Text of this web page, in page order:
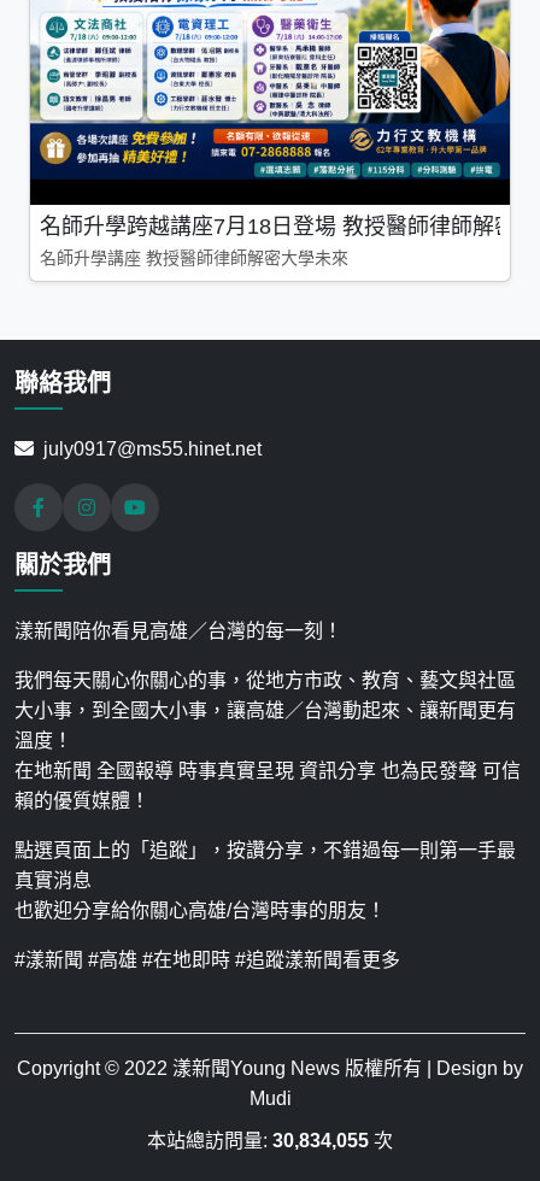
名師升學跨越講座7月18日登場 教授醫師律師解密
名師升學講座 教授醫師律師解密大學未來
聯絡我們
july0917@ms55.hinet.net
關於我們
漾新聞陪你看見高雄／台灣的每一刻！
我們每天關心你關心的事，從地方市政、教育、藝文與社區
大小事，到全國大小事，讓高雄／台灣動起來、讓新聞更有
溫度！
在地新聞 全國報導 時事真實呈現 資訊分享 也為民發聲 可信
賴的優質媒體！
點選頁面上的「追蹤」，按讚分享，不錯過每一則第一手最
真實消息
也歡迎分享給你關心高雄/台灣時事的朋友！
#漾新聞 #高雄 #在地即時 #追蹤漾新聞看更多
Copyright © 2022 漾新聞Young News 版權所有 | Design by
Mudi
本站總訪問量: 30,834,055 次